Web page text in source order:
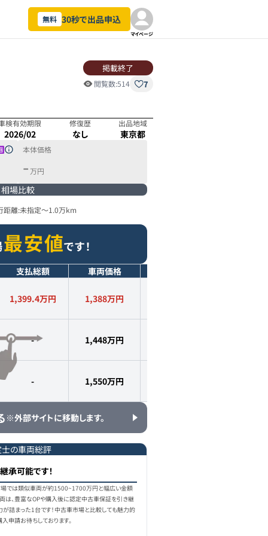
無料 30秒で出品申込
マイページ
掲載終了
閲覧数:514 7
検有効期限
2026/02
修復歴
なし
出品地域
東京都
本体価格
- 万円
相場比較
距離:未指定～1.0万km
最安値です！
支払総額 車両価格
1,399.4万円 1,388万円
- 1,448万円
- 1,550万円
※外部サイトに移動します。
の車両総評
承可能です！
では類似車両が約1500~1700万円と幅広い金額
両は、豊富なOPや購入後に認定中古車保証を引き継
が詰まった1台です！中古車市場と比較しても魅力的
申請お待ちしております。